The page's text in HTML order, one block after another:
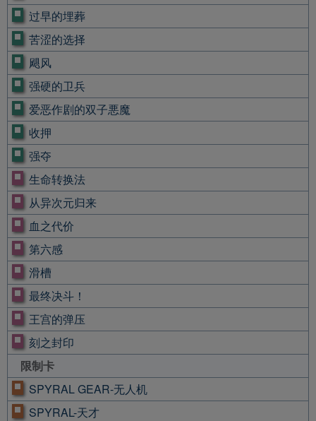
过早的埋葬
苦涩的选择
飓风
强硬的卫兵
爱恶作剧的双子悪魔
收押
强夺
生命转换法
从异次元归来
血之代价
第六感
滑槽
最终决斗！
王宫的弹压
刻之封印
限制卡
SPYRAL GEAR-无人机
SPYRAL-天才